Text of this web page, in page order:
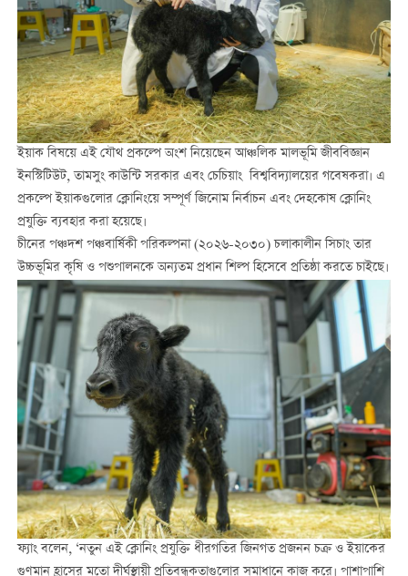
ইয়াক বিষয়ে এই যৌথ প্রকল্পে অংশ নিয়েছেন আঞ্চলিক মালভূমি জীববিজ্ঞান
ইনস্টিটিউট, তামসুং কাউন্টি সরকার এবং চেচিয়াং বিশ্ববিদ্যালয়ের গবেষকরা। এ
প্রকল্পে ইয়াকগুলোর ক্লোনিংয়ে সম্পূর্ণ জিনোম নির্বাচন এবং দেহকোষ ক্লোনিং
প্রযুক্তি ব্যবহার করা হয়েছে।
চীনের পঞ্চদশ পঞ্চবার্ষিকী পরিকল্পনা (২০২৬-২০৩০) চলাকালীন সিচাং তার
উচ্চভূমির কৃষি ও পশুপালনকে অন্যতম প্রধান শিল্প হিসেবে প্রতিষ্ঠা করতে চাইছে।
ফ্যাং বলেন, ‘নতুন এই ক্লোনিং প্রযুক্তি ধীরগতির জিনগত প্রজনন চক্র ও ইয়াকের